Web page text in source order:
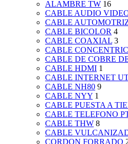
ALAMBRE TW 16
CABLE AUDIO
CABLE
CABLE BICOLOR 4
CABLE COAXIAL 3
CABLE
CABLE DE COBRE
CABLE HDMI 1
CABLE INTERNET
CABLE NH80 9
CABLE NYY 1
CABLE PUESTA A
CABLE TELEFONO
CABLE THW 8
CABLE
CORDON FORRADO